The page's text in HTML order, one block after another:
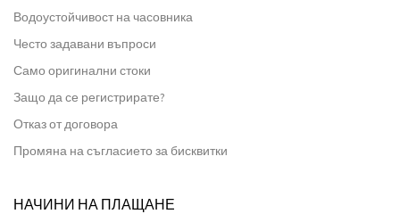
Водоустойчивост на часовника
Често задавани въпроси
Само оригинални стоки
Защо да се регистрирате?
Отказ от договора
Промяна на съгласието за бисквитки
НАЧИНИ НА ПЛАЩАНЕ